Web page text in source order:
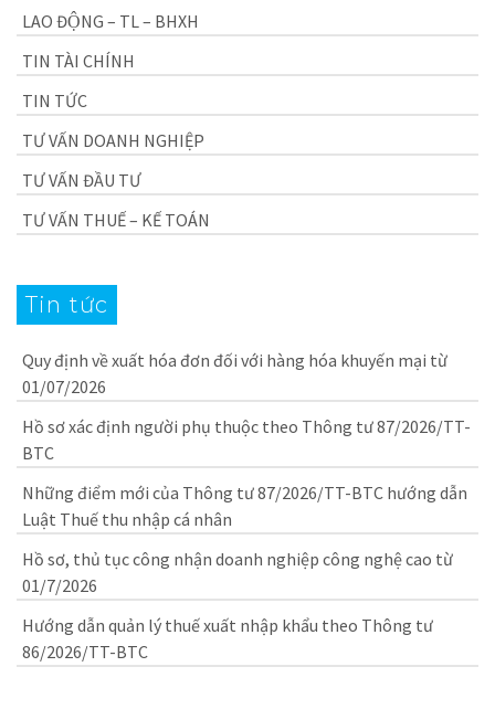
LAO ĐỘNG – TL – BHXH
TIN TÀI CHÍNH
TIN TỨC
TƯ VẤN DOANH NGHIỆP
TƯ VẤN ĐẦU TƯ
TƯ VẤN THUẾ – KẾ TOÁN
Tin tức
Quy định về xuất hóa đơn đối với hàng hóa khuyến mại từ
01/07/2026
Hồ sơ xác định người phụ thuộc theo Thông tư 87/2026/TT-
BTC
Những điểm mới của Thông tư 87/2026/TT-BTC hướng dẫn
Luật Thuế thu nhập cá nhân
Hồ sơ, thủ tục công nhận doanh nghiệp công nghệ cao từ
01/7/2026
Hướng dẫn quản lý thuế xuất nhập khẩu theo Thông tư
86/2026/TT-BTC